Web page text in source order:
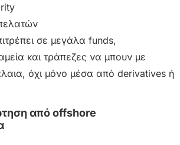
σε μεγάλα funds,
και τράπεζες να μπουν με
όχι μόνο μέσα από derivatives ή
από offshore